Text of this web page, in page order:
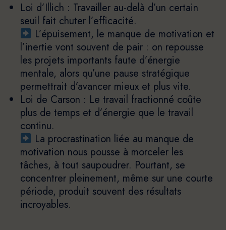
Loi d’Illich : Travailler au-delà d’un certain
seuil fait chuter l’efficacité.
L’épuisement, le manque de motivation et
l’inertie vont souvent de pair : on repousse
les projets importants faute d’énergie
mentale, alors qu’une pause stratégique
permettrait d’avancer mieux et plus vite.
Loi de Carson : Le travail fractionné coûte
plus de temps et d’énergie que le travail
continu.
La procrastination liée au manque de
motivation nous pousse à morceler les
tâches, à tout saupoudrer. Pourtant, se
concentrer pleinement, même sur une courte
période, produit souvent des résultats
incroyables.